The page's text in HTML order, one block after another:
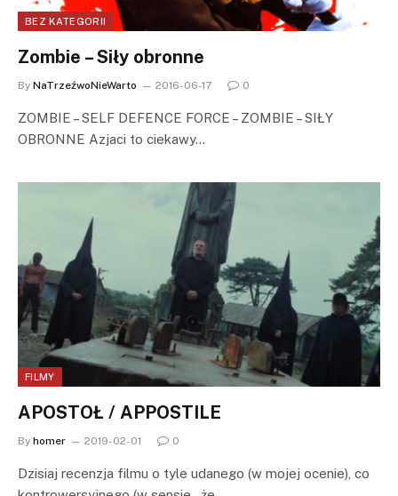
BEZ KATEGORII
Zombie – Siły obronne
By NaTrzeźwoNieWarto 2016-06-17 0
ZOMBIE – SELF DEFENCE FORCE – ZOMBIE – SIŁY
OBRONNE Azjaci to ciekawy…
FILMY
APOSTOŁ / APPOSTILE
By homer 2019-02-01 0
Dzisiaj recenzja filmu o tyle udanego (w mojej ocenie), co